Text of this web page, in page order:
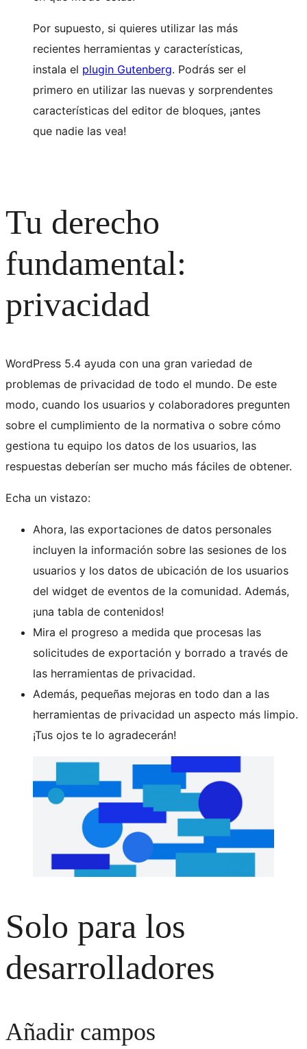
Por supuesto, si quieres utilizar las más
recientes herramientas y características,
instala el plugin Gutenberg. Podrás ser el
primero en utilizar las nuevas y sorprendentes
características del editor de bloques, ¡antes
que nadie las vea!
Tu derecho
fundamental:
privacidad
WordPress 5.4 ayuda con una gran variedad de
problemas de privacidad de todo el mundo. De este
modo, cuando los usuarios y colaboradores pregunten
sobre el cumplimiento de la normativa o sobre cómo
gestiona tu equipo los datos de los usuarios, las
respuestas deberían ser mucho más fáciles de obtener.
Echa un vistazo:
Ahora, las exportaciones de datos personales
incluyen la información sobre las sesiones de los
usuarios y los datos de ubicación de los usuarios
del widget de eventos de la comunidad. Además,
¡una tabla de contenidos!
Mira el progreso a medida que procesas las
solicitudes de exportación y borrado a través de
las herramientas de privacidad.
Además, pequeñas mejoras en todo dan a las
herramientas de privacidad un aspecto más limpio.
¡Tus ojos te lo agradecerán!
Solo para los
desarrolladores
Añadir campos